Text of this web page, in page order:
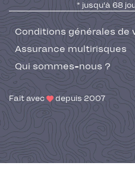
* jusqu'à 68
Conditions générales de
Assurance multirisques
Qui sommes-nous ?
Fait avec depuis 2007